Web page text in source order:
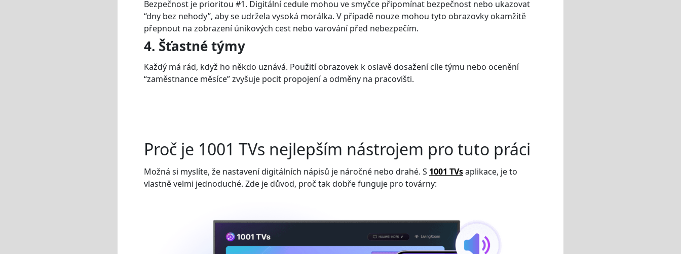
Bezpečnost je prioritou #1. Digitální cedule mohou ve smyčce připomínat bezpečnost nebo ukazovat
“dny bez nehody”, aby se udržela vysoká morálka. V případě nouze mohou tyto obrazovky okamžitě
přepnout na zobrazení únikových cest nebo varování před nebezpečím.
4. Šťastné týmy
Každý má rád, když ho někdo uznává. Použití obrazovek k oslavě dosažení cíle týmu nebo ocenění
“zaměstnance měsíce” zvyšuje pocit propojení a odměny na pracovišti.
Proč je 1001 TVs nejlepším nástrojem pro tuto práci
Možná si myslíte, že nastavení digitálních nápisů je náročné nebo drahé. S 1001 TVsaplikace, je to
vlastně velmi jednoduché. Zde je důvod, proč tak dobře funguje pro továrny: